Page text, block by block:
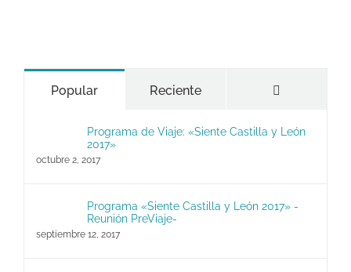
Popular Reciente
Programa de Viaje: «Siente Castilla y León
2017»
octubre 2, 2017
Programa «Siente Castilla y León 2017» -
Reunión PreViaje-
septiembre 12, 2017